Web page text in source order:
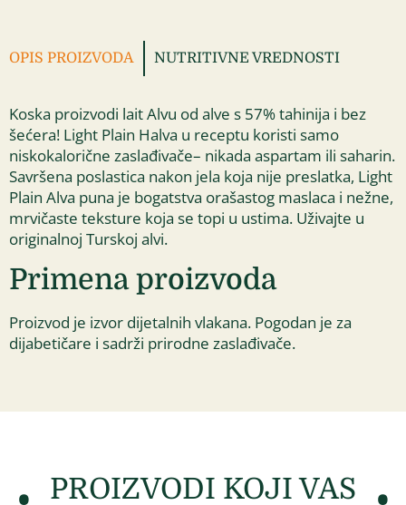
OPIS PROIZVODA NUTRITIVNE VREDNOSTI
Koska proizvodi lait Alvu od alve s 57% tahinija i bez
šećera! Light Plain Halva u receptu koristi samo
niskokalorične zaslađivače– nikada aspartam ili saharin.
Savršena poslastica nakon jela koja nije preslatka, Light
Plain Alva puna je bogatstva orašastog maslaca i nežne,
mrvičaste teksture koja se topi u ustima. Uživajte u
originalnoj Turskoj alvi.
Primena proizvoda
Proizvod je izvor dijetalnih vlakana. Pogodan je za
dijabetičare i sadrži prirodne zaslađivače.
PROIZVODI KOJI VAS